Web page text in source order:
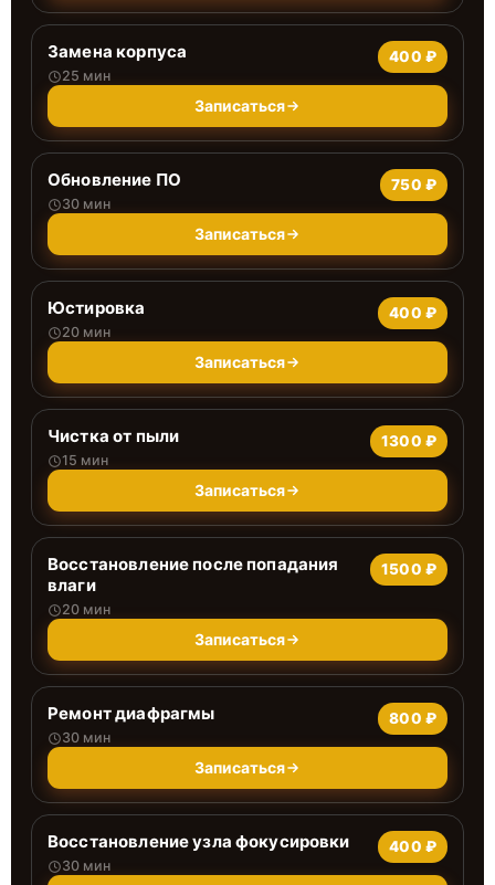
Замена корпуса
25 мин
400 ₽
Записаться
Обновление ПО
30 мин
750 ₽
Записаться
Юстировка
20 мин
400 ₽
Записаться
Чистка от пыли
15 мин
1300 ₽
Записаться
Восстановление после попадания
влаги
20 мин
1500 ₽
Записаться
Ремонт диафрагмы
30 мин
800 ₽
Записаться
Восстановление узла фокусировки
30 мин
400 ₽